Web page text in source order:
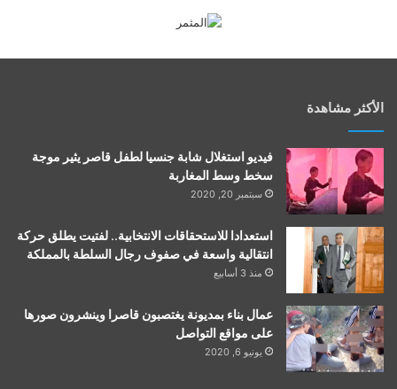
الأكثر مشاهدة
فيديو استغلال شابة جنسيا لطفل قاصر يثير موجة
سخط وسط المغاربة
سبتمبر 20, 2020
استعدادا للاستحقاقات الانتخابية.. لفتيت يطلق حركة
انتقالية واسعة في صفوف رجال السلطة بالمملكة
منذ 3 أسابيع
عمال بناء بمديونة يغتصبون قاصرا وينشرون صورها
على مواقع التواصل
يونيو 6, 2020